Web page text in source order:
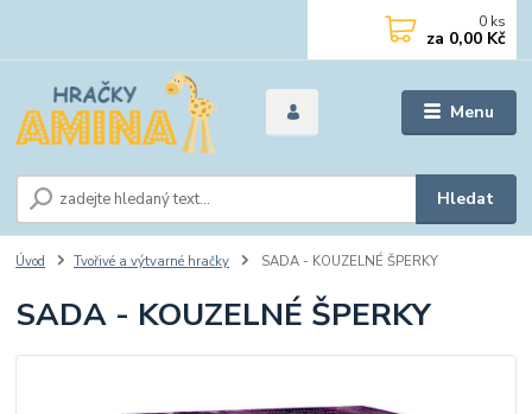
Menu
Hledat
0 ks
za 0,00 Kč
Úvod Tvořivé a výtvarné hračky SADA - KOUZELNÉ ŠPERKY
SADA - KOUZELNÉ ŠPERKY